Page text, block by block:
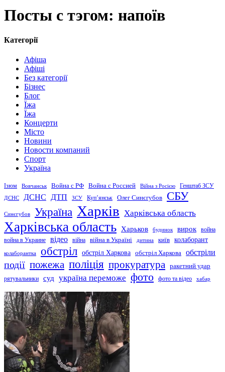
Посты с тэгом: напоїв
Категорії
Афіша
Афіші
Без категорії
Бізнес
Блог
Їжа
Їжа
Концерти
Місто
Новини
Новости компаний
Спорт
Україна
Ізюм Вовчанськ Война с РФ Война с Россией Війна з Росією Генштаб ЗСУ
ДСНС ДСНС ДТП ЗСУ Купʼянськ Олег Синєгубов СБУ
Синєгубов Україна Харків Харківська область
Харківська область Харьков будинок вирок война
война в Украине відео війна війна в Україні дитина київ колаборант
колаборантка обстріл обстріл Харкова обстріл Харкова обстріли
події пожежа поліція прокуратура
ракетний удар
рятувальники
суд україна переможе фото фото та відео хабар